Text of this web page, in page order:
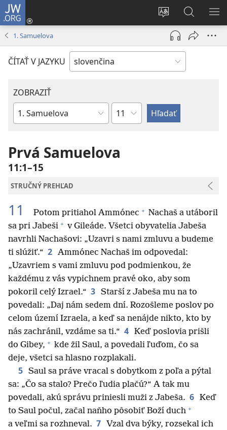
JW.ORG
Zmeniť
jazyk
stránky
Prihlásiť
sa
(otvorí
okno)
na
JW.ORG
1. Samuelova
ČÍTAŤ V JAZYKU
ZOBRAZIŤ
Biblická
Kapitola
Prvá Samuelova
11:1–15
STRUČNÝ PREHĽAD
11 Potom pritiahol Ammónec + Nachaš a utáboril
sa pri Jabeši + v Gileáde. Všetci obyvatelia Jabeša
navrhli Nachašovi: „Uzavri s nami zmluvu a budeme
ti slúžiť.“ 2 Ammónec Nachaš im odpovedal:
„Uzavriem s vami zmluvu pod podmienkou, že
každému z vás vypichnem pravé oko, aby som
pokoril celý Izrael.“ 3 Starší z Jabeša mu na to
povedali: „Daj nám sedem dní. Rozošleme poslov po
celom území Izraela, a keď sa nenájde nikto, kto by
nás zachránil, vzdáme sa ti.“ 4 Keď poslovia prišli
do Gibey, + kde žil Saul, a povedali ľuďom, čo sa
deje, všetci sa hlasno rozplakali.
5 Saul sa práve vracal s dobytkom z poľa a pýtal
sa: „Čo sa stalo? Prečo ľudia plačú?“ A tak mu
povedali, akú správu priniesli muži z Jabeša. 6 Keď
to Saul počul, začal naňho pôsobiť Boží duch +
a veľmi sa rozhneval. 7
Vzal dva býky, rozsekal ich